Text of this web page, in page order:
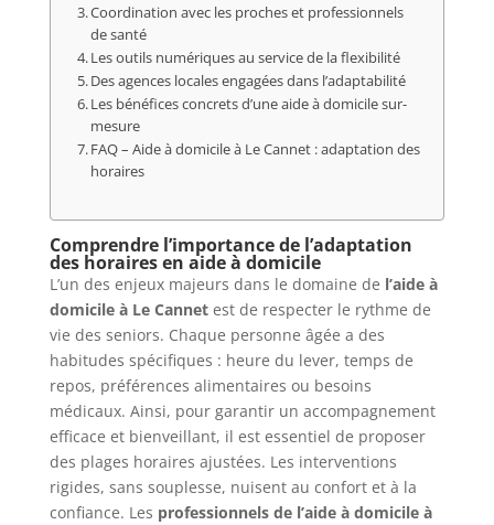
Coordination avec les proches et professionnels
de santé
Les outils numériques au service de la flexibilité
Des agences locales engagées dans l’adaptabilité
Les bénéfices concrets d’une aide à domicile sur-
mesure
FAQ – Aide à domicile à Le Cannet : adaptation des
horaires
Comprendre l’importance de l’adaptation
des horaires en aide à domicile
L’un des enjeux majeurs dans le domaine de l’aide à
domicile à Le Cannetest de respecter le rythme de
vie des seniors. Chaque personne âgée a des
habitudes spécifiques : heure du lever, temps de
repos, préférences alimentaires ou besoins
médicaux. Ainsi, pour garantir un accompagnement
efficace et bienveillant, il est essentiel de proposer
des plages horaires ajustées. Les interventions
rigides, sans souplesse, nuisent au confort et à la
confiance. Les professionnels de l’aide à domicile à